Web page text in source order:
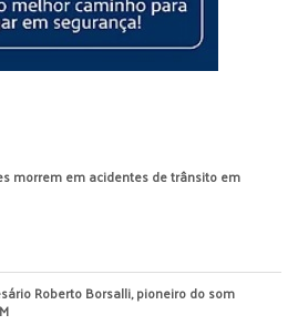
morrem em acidentes de trânsito em
Roberto Borsalli, pioneiro do som